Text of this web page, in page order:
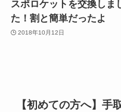
スポロケットを交換しま
た！割と簡単だったよ
2018年10月12日
【初めての方へ】手